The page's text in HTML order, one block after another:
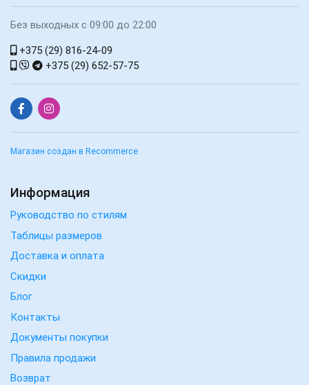
Без выходных с 09:00 до 22:00
+375 (29) 816-24-09
+375 (29) 652-57-75
Магазин создан в Recommerce
Информация
Руководство по стилям
Таблицы размеров
Доставка и оплата
Скидки
Блог
Контакты
Документы покупки
Правила продажи
Возврат